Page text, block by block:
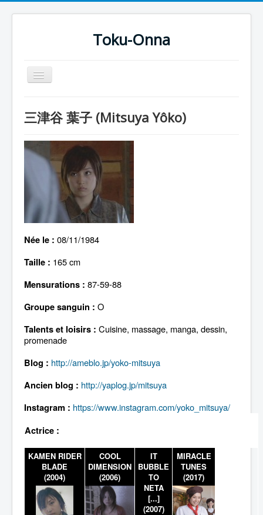
Toku-Onna
Basculer
la
Toku-Actrices
Toku-Critiques
Séries
COSAA
Dessins
Artiste Asperger
Lexique
三津谷 葉子 (Mitsuya Yôko)
Née le : 08/11/1984
Taille : 165 cm
Mensurations : 87-59-88
Groupe sanguin : O
Talents et loisirs : Cuisine, massage, manga, dessin,
promenade
Blog : http://ameblo.jp/yoko-mitsuya
Ancien blog : http://yaplog.jp/mitsuya
Instagram : https://www.instagram.com/yoko_mitsuya/
Actrice :
KAMEN RIDER
BLADE
(2004)
COOL
DIMENSION
(2006)
IT
BUBBLE
TO
NETA
[...]
(2007)
MIRACLE
TUNES
(2017)